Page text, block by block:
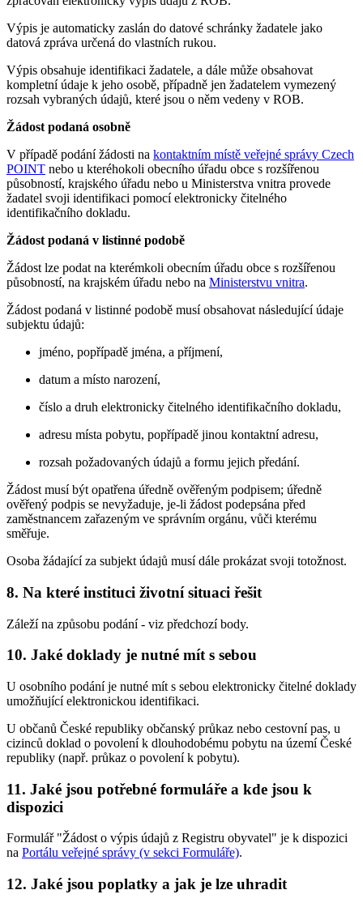
Výpis je automaticky zaslán do datové schránky žadatele jako
datová zpráva určená do vlastních rukou.
Výpis obsahuje identifikaci žadatele, a dále může obsahovat
kompletní údaje k jeho osobě, případně jen žadatelem vymezený
rozsah vybraných údajů, které jsou o něm vedeny v ROB.
Žádost podaná osobně
V případě podání žádosti na kontaktním místě veřejné správy Czech
POINT nebo u kteréhokoli obecního úřadu obce s rozšířenou
působností, krajského úřadu nebo u Ministerstva vnitra provede
žadatel svoji identifikaci pomocí elektronicky čitelného
identifikačního dokladu.
Žádost podaná v listinné podobě
Žádost lze podat na kterémkoli obecním úřadu obce s rozšířenou
působností, na krajském úřadu nebo na Ministerstvu vnitra.
Žádost podaná v listinné podobě musí obsahovat následující údaje
subjektu údajů:
jméno, popřípadě jména, a příjmení,
datum a místo narození,
číslo a druh elektronicky čitelného identifikačního dokladu,
adresu místa pobytu, popřípadě jinou kontaktní adresu,
rozsah požadovaných údajů a formu jejich předání.
Žádost musí být opatřena úředně ověřeným podpisem; úředně
ověřený podpis se nevyžaduje, je-li žádost podepsána před
zaměstnancem zařazeným ve správním orgánu, vůči kterému
směřuje.
Osoba žádající za subjekt údajů musí dále prokázat svoji totožnost.
8. Na které instituci životní situaci řešit
Záleží na způsobu podání - viz předchozí body.
10. Jaké doklady je nutné mít s sebou
U osobního podání je nutné mít s sebou elektronicky čitelné doklady
umožňující elektronickou identifikaci.
U občanů České republiky občanský průkaz nebo cestovní pas, u
cizinců doklad o povolení k dlouhodobému pobytu na území České
republiky (např. průkaz o povolení k pobytu).
11. Jaké jsou potřebné formuláře a kde jsou k
dispozici
Formulář "Žádost o výpis údajů z Registru obyvatel" je k dispozici
na Portálu veřejné správy (v sekci Formuláře).
12. Jaké jsou poplatky a jak je lze uhradit